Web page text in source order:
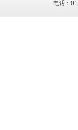
电话：